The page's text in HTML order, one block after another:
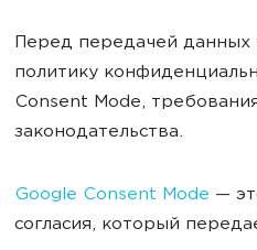
Перед передачей данных
политику
Consent Mode,
законодательства.
Google Consent Mode —
согласия, который